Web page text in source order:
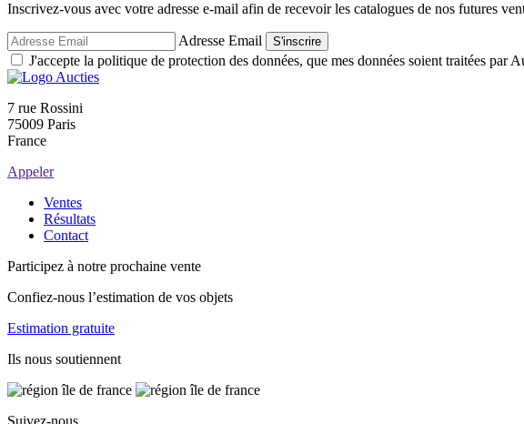
Inscrivez-vous avec votre adresse e-mail afin de recevoir les catalogues de nos futures
Adresse Email S'inscrire
J'accepte la politique de protection des données, que mes données soient traitées par
7 rue Rossini
75009 Paris
France
Appeler
Ventes
Résultats
Contact
Participez à notre prochaine vente
Confiez-nous l’estimation de vos objets
Estimation gratuite
Ils nous soutiennent
Suivez-nous